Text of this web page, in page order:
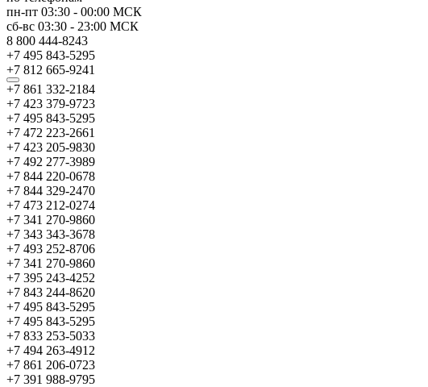
пн-пт 03:30 - 00:00 МСК
сб-вс 03:30 - 23:00 МСК
8 800 444-8243
+7 495 843-5295
+7 812 665-9241
+7 861 332-2184
+7 423 379-9723
+7 495 843-5295
+7 472 223-2661
+7 423 205-9830
+7 492 277-3989
+7 844 220-0678
+7 844 329-2470
+7 473 212-0274
+7 341 270-9860
+7 343 343-3678
+7 493 252-8706
+7 341 270-9860
+7 395 243-4252
+7 843 244-8620
+7 495 843-5295
+7 495 843-5295
+7 833 253-5033
+7 494 263-4912
+7 861 206-0723
+7 391 988-9795